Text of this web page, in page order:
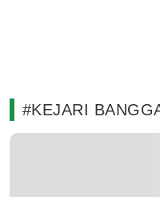
#KEJARI